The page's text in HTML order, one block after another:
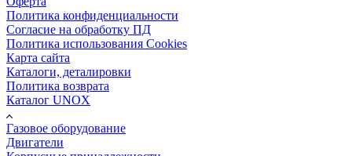
Политика конфиденциальности
Согласие на обработку ПД
Политика использования Cookies
Карта сайта
Каталоги, деталировки
Политика возврата
Каталог UNOX
Газовое оборудование
Двигатели